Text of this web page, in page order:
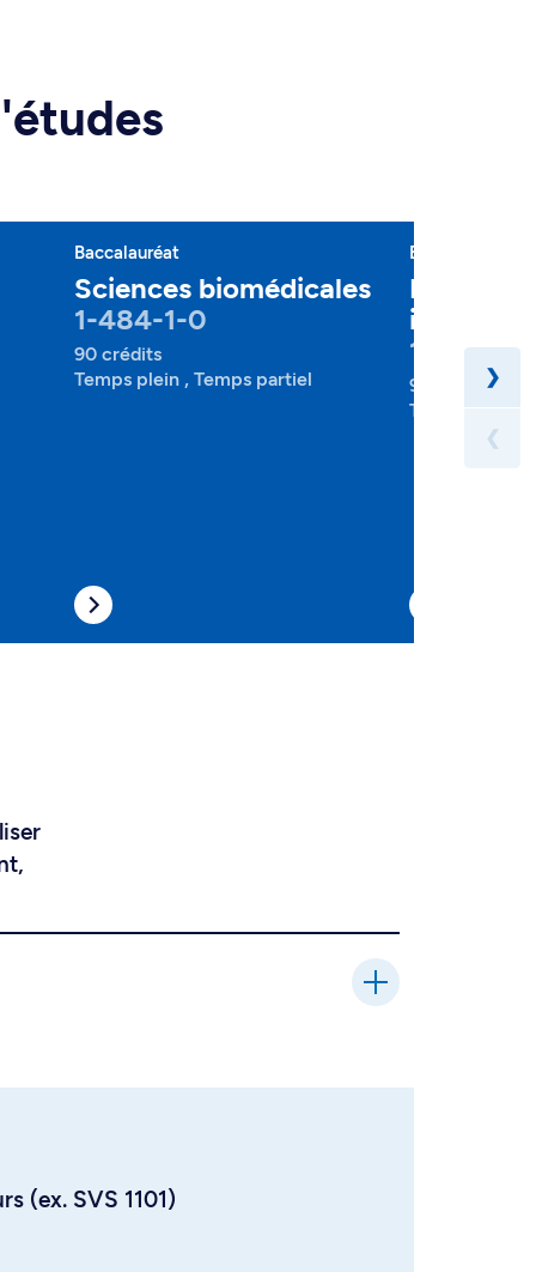
Baccalauréat
Sciences biomédicales
1-484-1-0
90 crédits
Temps plein , Temps partiel
Baccalauréat
1-500-1-
90 crédits
Temps plein ,
❯
❮
(ex. SVS 1101)